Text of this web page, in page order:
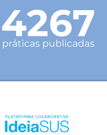
4267
práticas publicadas